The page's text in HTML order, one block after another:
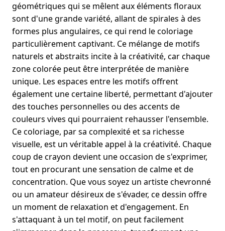
géométriques qui se mêlent aux éléments floraux
sont d'une grande variété, allant de spirales à des
formes plus angulaires, ce qui rend le coloriage
particulièrement captivant. Ce mélange de motifs
naturels et abstraits incite à la créativité, car chaque
zone colorée peut être interprétée de manière
unique. Les espaces entre les motifs offrent
également une certaine liberté, permettant d'ajouter
des touches personnelles ou des accents de
couleurs vives qui pourraient rehausser l'ensemble.
Ce coloriage, par sa complexité et sa richesse
visuelle, est un véritable appel à la créativité. Chaque
coup de crayon devient une occasion de s'exprimer,
tout en procurant une sensation de calme et de
concentration. Que vous soyez un artiste chevronné
ou un amateur désireux de s'évader, ce dessin offre
un moment de relaxation et d'engagement. En
s'attaquant à un tel motif, on peut facilement